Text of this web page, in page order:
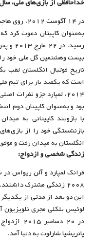
خداحافظی از بازی‌های ملی، سال‌های
در ۱۴ آگوست
بیست وهشتمین گل ملی خود را
تاریخ فوتبال انگلستان لقب
انگلستان به میدان رفت و موفق شد ۲۹ گل به‌ثمر
زندگی شخصی و ازدواج:
۲۰۰۸ زندگی مشترک
پاتریشیا شارلوت به دنیا آمد.